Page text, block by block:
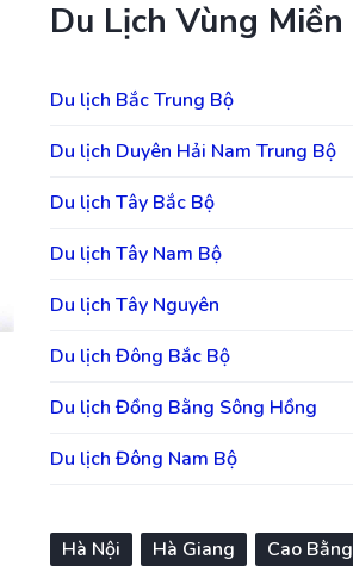
Du Lịch Vùng Miền
Du lịch Bắc Trung Bộ
Du lịch Duyên Hải Nam Trung Bộ
Du lịch Tây Bắc Bộ
Du lịch Tây Nam Bộ
Du lịch Tây Nguyên
Du lịch Đông Bắc Bộ
Du lịch Đồng Bằng Sông Hồng
Du lịch Đông Nam Bộ
Hà Nội Hà Giang Cao Bằng